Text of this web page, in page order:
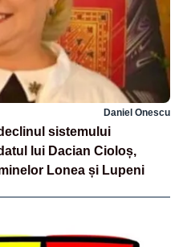
Daniel Onescu
sistemului
lui Dacian Cioloș,
Lonea și Lupeni